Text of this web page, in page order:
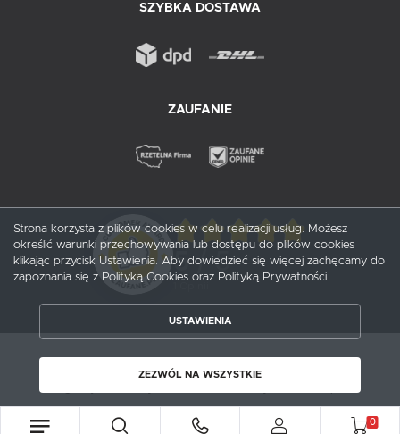
SZYBKA DOSTAWA
ZAUFANIE
5/ 5
Copyright by probox.pl
0
Strona korzysta z plików cookies w celu realizacji usług. Możesz
określić warunki przechowywania lub dostępu do plików cookies
klikając przycisk Ustawienia. Aby dowiedzieć się więcej zachęcamy do
zapoznania się z Polityką Cookies oraz Polityką Prywatności.
USTAWIENIA
ZEZWÓL NA WSZYSTKIE
ZAPISZ WYBRANE
ZEZWÓL NA WSZYSTKIE